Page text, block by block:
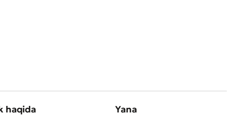
haqida Yana